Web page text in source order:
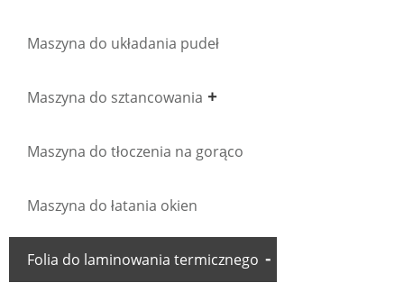
Maszyna do układania pudeł
Maszyna do sztancowania
Maszyna do tłoczenia na gorąco
Maszyna do łatania okien
Folia do laminowania termicznego